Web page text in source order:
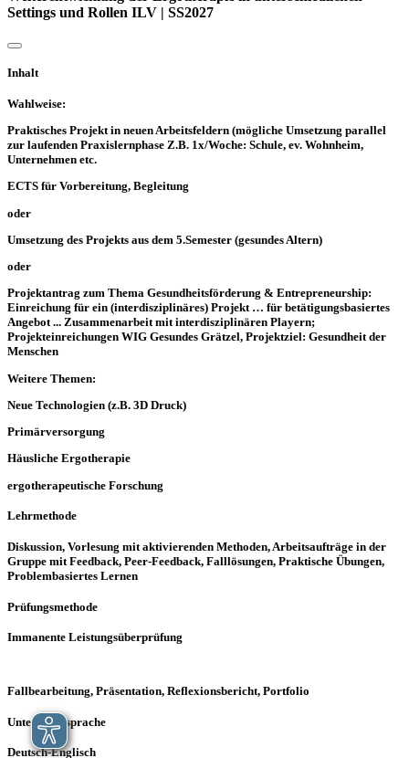
Settings und Rollen ILV | SS2027
Inhalt
Wahlweise:
Praktisches Projekt in neuen Arbeitsfeldern (mögliche Umsetzung parallel
zur laufenden Praxislernphase Z.B. 1x/Woche: Schule, ev. Wohnheim,
Unternehmen etc.
ECTS für Vorbereitung, Begleitung
oder
Umsetzung des Projekts aus dem 5.Semester (gesundes Altern)
oder
Projektantrag zum Thema Gesundheitsförderung & Entrepreneurship:
Einreichung für ein (interdisziplinäres) Projekt … für betätigungsbasiertes
Angebot ... Zusammenarbeit mit interdisziplinären Playern;
Projekteinreichungen WIG Gesundes Grätzel, Projektziel: Gesundheit der
Menschen
Weitere Themen:
Neue Technologien (z.B. 3D Druck)
Primärversorgung
Häusliche Ergotherapie
ergotherapeutische Forschung
Lehrmethode
Diskussion, Vorlesung mit aktivierenden Methoden, Arbeitsaufträge in der
Gruppe mit Feedback, Peer-Feedback, Falllösungen, Praktische Übungen,
Problembasiertes Lernen
Prüfungsmethode
Immanente Leistungsüberprüfung
Fallbearbeitung, Präsentation, Reflexionsbericht, Portfolio
Unterrichtssprache
Deutsch-Englisch